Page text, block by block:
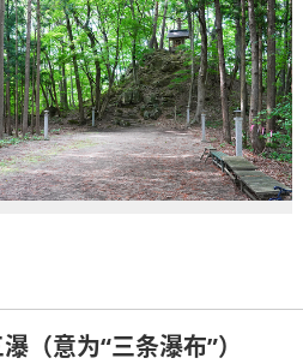
（意为“三条瀑布”）